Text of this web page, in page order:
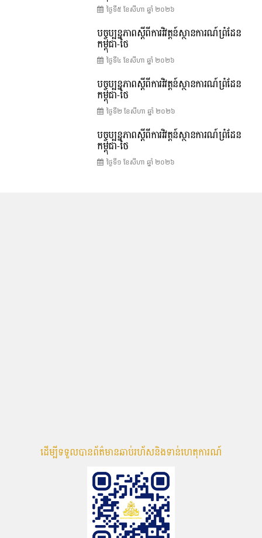
ថ្ងៃទី៥ ខែ​សីហា ឆ្នាំ ២០២៦
បច្ចុប្បន្នភាពស្ដីពីការវិវត្តន៍ស្ថានការណ៍ព្រំដែន
កម្ពុជា-ថៃ
ថ្ងៃទី៤ ខែ​សីហា ឆ្នាំ ២០២៦
បច្ចុប្បន្នភាពស្ដីពីការវិវត្តន៍ស្ថានការណ៍ព្រំដែន
កម្ពុជា-ថៃ
ថ្ងៃទី២ ខែ​សីហា ឆ្នាំ ២០២៦
បច្ចុប្បន្នភាពស្ដីពីការវិវត្តន៍ស្ថានការណ៍ព្រំដែន
កម្ពុជា-ថៃ
ថ្ងៃទី១ ខែ​សីហា ឆ្នាំ ២០២៦
ដើម្បីទទួលបានព័ត៌មានឆាប់រហ័សនិងទាន់ហេតុការណ៍